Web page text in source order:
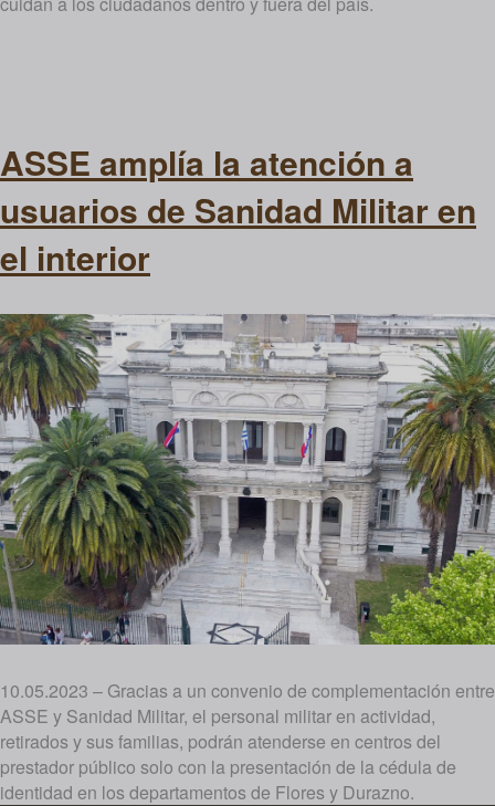
ASSE amplía la atención a
usuarios de Sanidad Militar en
el interior
10.05.2023 – Gracias a un convenio de complementación entre
ASSE y Sanidad Militar, el personal militar en actividad,
retirados y sus familias, podrán atenderse en centros del
prestador público solo con la presentación de la cédula de
identidad en los departamentos de Flores y Durazno.